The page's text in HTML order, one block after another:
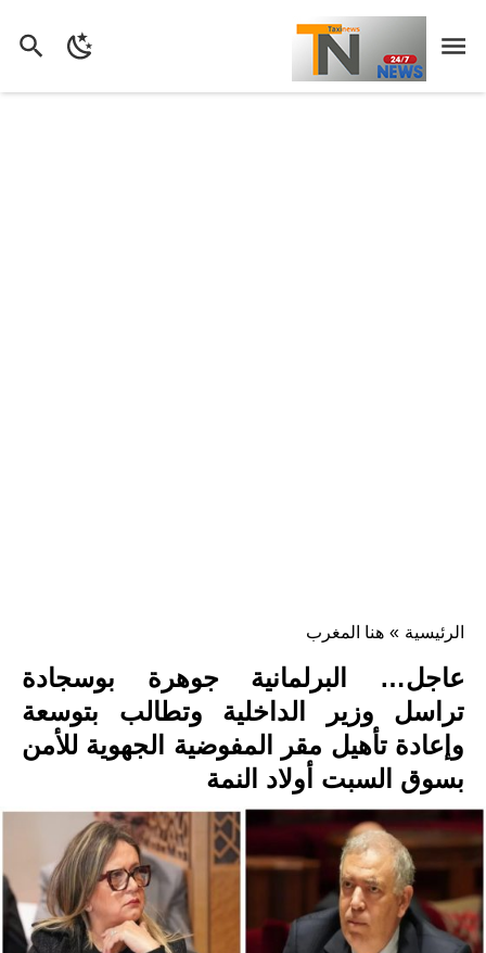
الرئيسية » هنا المغرب
عاجل… البرلمانية جوهرة بوسجادة
تراسل وزير الداخلية وتطالب بتوسعة
وإعادة تأهيل مقر المفوضية الجهوية للأمن
بسوق السبت أولاد النمة